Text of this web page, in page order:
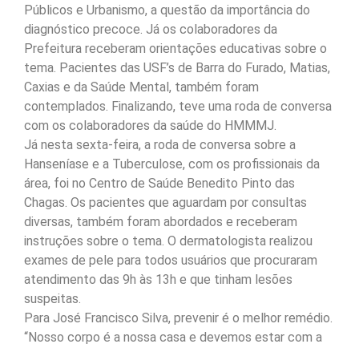
Públicos e Urbanismo, a questão da importância do
diagnóstico precoce. Já os colaboradores da
Prefeitura receberam orientações educativas sobre o
tema. Pacientes das USF’s de Barra do Furado, Matias,
Caxias e da Saúde Mental, também foram
contemplados. Finalizando, teve uma roda de conversa
com os colaboradores da saúde do HMMMJ.
Já nesta sexta-feira, a roda de conversa sobre a
Hanseníase e a Tuberculose, com os profissionais da
área, foi no Centro de Saúde Benedito Pinto das
Chagas. Os pacientes que aguardam por consultas
diversas, também foram abordados e receberam
instruções sobre o tema. O dermatologista realizou
exames de pele para todos usuários que procuraram
atendimento das 9h às 13h e que tinham lesões
suspeitas.
Para José Francisco Silva, prevenir é o melhor remédio.
“Nosso corpo é a nossa casa e devemos estar com a